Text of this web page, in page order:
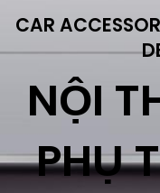
CAR
NỘI
PHỤ